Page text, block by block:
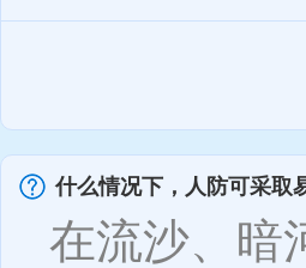
什么情况下，人防可采取
在流沙、暗